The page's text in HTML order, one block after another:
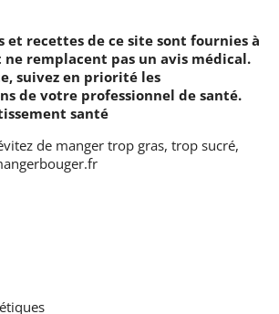
et recettes de ce site sont fournies à
remplacent pas un avis médical.
suivez en priorité les
de votre professionnel de santé.
santé
de manger trop gras, trop sucré,